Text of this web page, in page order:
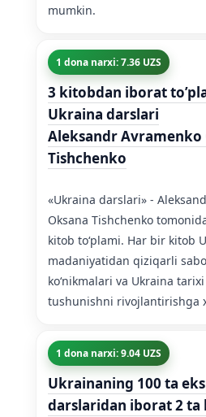
mumkin.
1 dona narxi: 7.36 UZS
3 kitobdan iborat
Ukraina darslari
Aleksandr Avramenko
Tishchenko
«Ukraina darslari» -
Oksana Tishchenko
kitob toʻplami. Har bir kitob
madaniyatidan qiziqarli
koʻnikmalari va Ukraina
tushunishni rivojlantirishga
1 dona narxi: 9.04 UZS
Ukrainaning 100 ta
darslaridan iborat 2 ta